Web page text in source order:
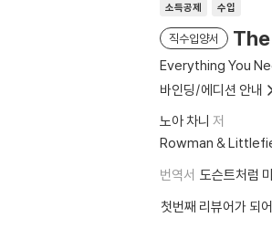
소득공제 수입
직수입양서
Everything You
바인딩/에디션 안내
노아 차니 저
Rowman &
번역서 도슨트처럼
첫번째 리뷰어가 되